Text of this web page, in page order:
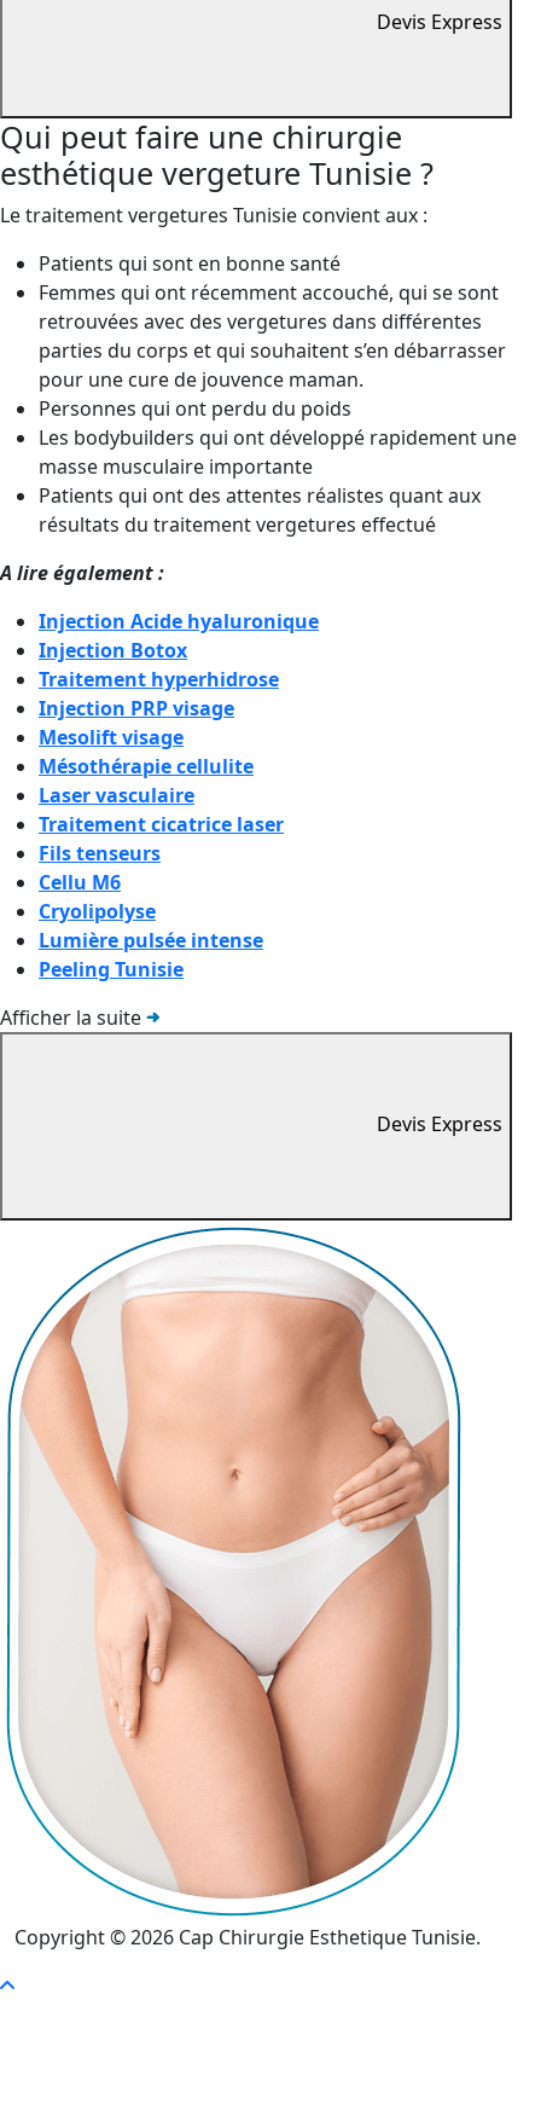
Devis Express
Qui peut faire une chirurgie
esthétique vergeture Tunisie ?
Le traitement vergetures Tunisie convient aux :
Patients qui sont en bonne santé
Femmes qui ont récemment accouché, qui se sont
retrouvées avec des vergetures dans différentes
parties du corps et qui souhaitent s’en débarrasser
pour une cure de jouvence maman.
Personnes qui ont perdu du poids
Les bodybuilders qui ont développé rapidement une
masse musculaire importante
Patients qui ont des attentes réalistes quant aux
résultats du traitement vergetures effectué
A lire également :
Injection Acide hyaluronique
Injection Botox
Traitement hyperhidrose
Injection PRP visage
Mesolift visage
Mésothérapie cellulite
Laser vasculaire
Traitement cicatrice laser
Fils tenseurs
Cellu M6
Cryolipolyse
Lumière pulsée intense
Peeling Tunisie
Afficher la suite
Devis Express
Copyright © 2026 Cap Chirurgie Esthetique Tunisie.